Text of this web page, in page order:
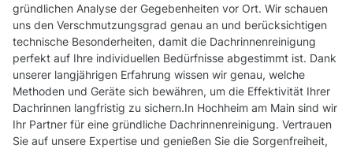
gründlichen Analyse der Gegebenheiten vor Ort. Wir schauen
uns den Verschmutzungsgrad genau an und berücksichtigen
technische Besonderheiten, damit die Dachrinnenreinigung
perfekt auf Ihre individuellen Bedürfnisse abgestimmt ist. Dank
unserer langjährigen Erfahrung wissen wir genau, welche
Methoden und Geräte sich bewähren, um die Effektivität Ihrer
Dachrinnen langfristig zu sichern.In Hochheim am Main sind wir
Ihr Partner für eine gründliche Dachrinnenreinigung. Vertrauen
Sie auf unsere Expertise und genießen Sie die Sorgenfreiheit,